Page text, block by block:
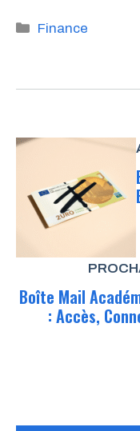
Catégories
Finance
Boîte Mail
: Accès,